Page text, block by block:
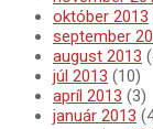
október 2013
september
august 2013
júl 2013 (10)
apríl 2013 (3)
január 2013